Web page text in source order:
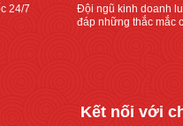
24/7
Đội ngũ kinh doanh
đáp những thắc mắc
Kết nối với